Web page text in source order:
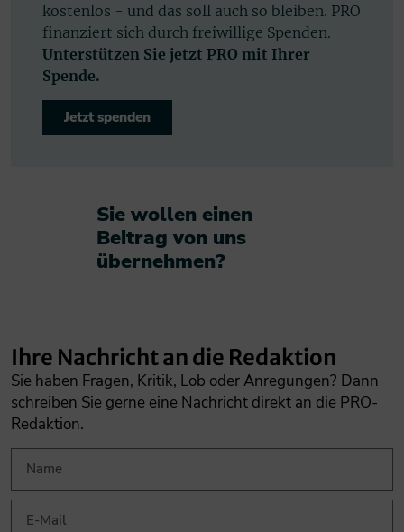
kostenlos - und das soll auch so bleiben. PRO
finanziert sich durch freiwillige Spenden.
Unterstützen Sie jetzt PRO mit Ihrer
Spende.
Jetzt spenden
Sie wollen einen
Beitrag von uns
übernehmen?​
Ihre Nachricht an die Redaktion
Sie haben Fragen, Kritik, Lob oder Anregungen? Dann
schreiben Sie gerne eine Nachricht direkt an die PRO-
Redaktion.